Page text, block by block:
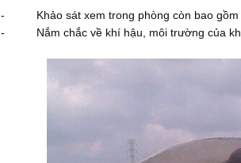
- Khảo sát xem trong phòng còn bao gồm
- Nắm chắc về khí hậu, môi trường của khu